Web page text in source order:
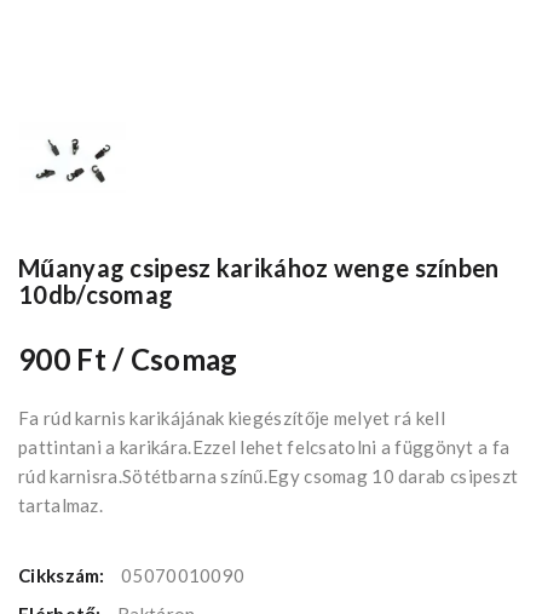
Műanyag csipesz karikához wenge színben
10db/csomag
900 Ft/ Csomag
Fa rúd karnis karikájának kiegészítője melyet rá kell
pattintani a karikára.Ezzel lehet felcsatolni a függönyt a fa
rúd karnisra.Sötétbarna színű.Egy csomag 10 darab csipeszt
tartalmaz.
Cikkszám:
05070010090